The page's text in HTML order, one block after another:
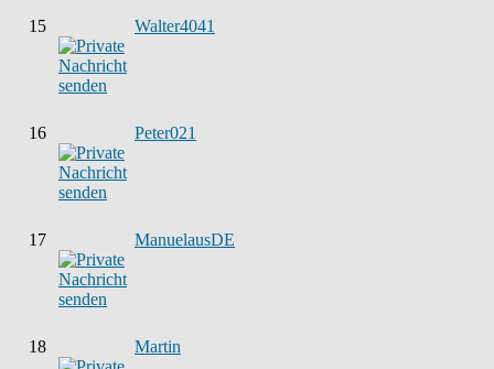
15 Walter4041
16 Peter021
17 ManuelausDE
18 Martin